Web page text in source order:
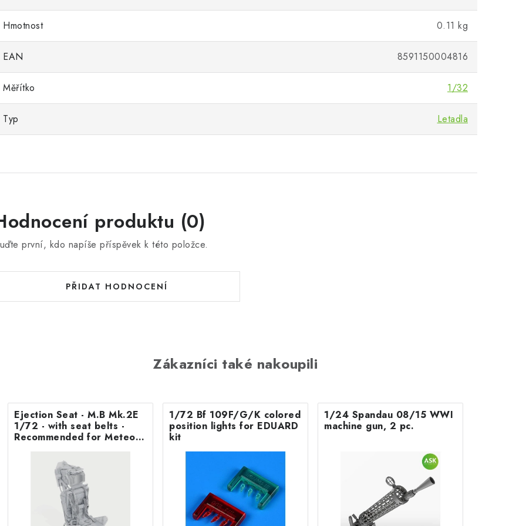
Hmotnost 0.11 kg
EAN 8591150004816
Měřítko 1/32
Typ Letadla
produktu (0)
první, kdo napíše příspěvek k této položce.
PŘIDAT HODNOCENÍ
Zákazníci také nakoupili
Ejection Seat - M.B Mk.2E
1/72 - with seat belts -
Recommended for Meteor
1/72 Bf 109F/G/K colored
position lights for EDUARD
kit
1/24 Spandau 08/15 WWI
machine gun, 2 pc.